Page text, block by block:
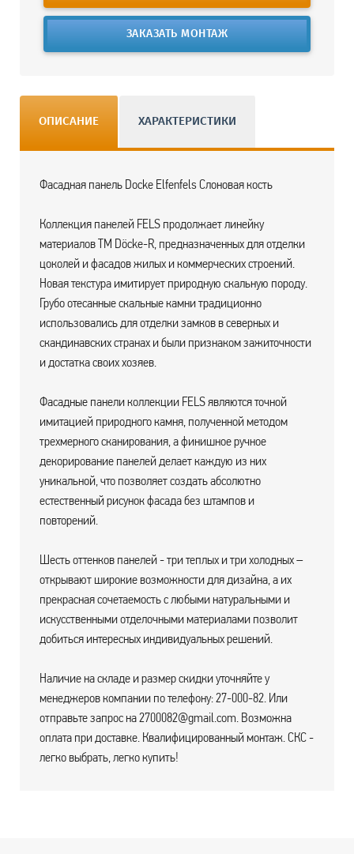
ЗАКАЗАТЬ МОНТАЖ
ОПИСАНИЕ ХАРАКТЕРИСТИКИ
Фасадная панель Docke Elfenfels Слоновая кость
Коллекция панелей FELS продолжает линейку
материалов ТМ Döcke-R, предназначенных для отделки
цоколей и фасадов жилых и коммерческих строений.
Новая текстура имитирует природную скальную породу.
Грубо отесанные скальные камни традиционно
использовались для отделки замков в северных и
скандинавских странах и были признаком зажиточности
и достатка своих хозяев.
Фасадные панели коллекции FELS являются точной
имитацией природного камня, полученной методом
трехмерного сканирования, а финишное ручное
декорирование панелей делает каждую из них
уникальной, что позволяет создать абсолютно
естественный рисунок фасада без штампов и
повторений.
Шесть оттенков панелей - три теплых и три холодных –
открывают широкие возможности для дизайна, а их
прекрасная сочетаемость с любыми натуральными и
искусственными отделочными материалами позволит
добиться интересных индивидуальных решений.
Наличие на складе и размер скидки уточняйте у
менеджеров компании по телефону: 27-000-82. Или
отправьте запрос на 2700082@gmail.com. Возможна
оплата при доставке. Квалифицированный монтаж. СКС -
легко выбрать, легко купить!